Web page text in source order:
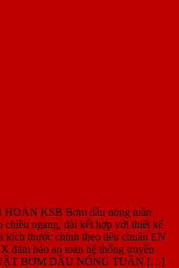
KSB Bơm dầu nóng tuần
ngang, dài kết hợp với thiết kế
kích thước chính theo tiêu chuẩn EN
đảm bảo an toàn hệ thống truyền
BƠM DẦU NÓNG TUẦN […]